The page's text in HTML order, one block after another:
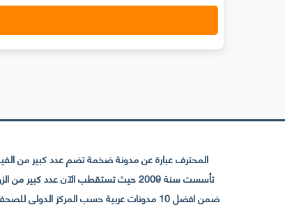
المحترف عبارة عن مدونة ضخمة تضم عدد كبير من